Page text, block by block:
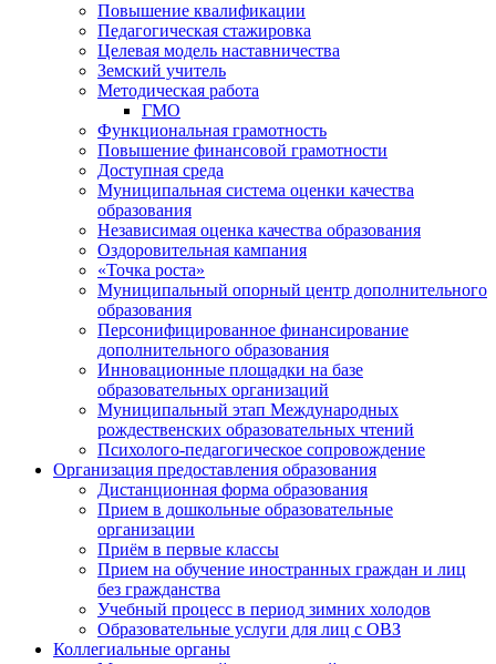
Повышение квалификации
Педагогическая стажировка
Целевая модель наставничества
Земский учитель
Методическая работа
ГМО
Функциональная грамотность
Повышение финансовой грамотности
Доступная среда
Муниципальная система оценки качества
образования
Независимая оценка качества образования
Оздоровительная кампания
«Точка роста»
Муниципальный опорный центр дополнительного
образования
Персонифицированное финансирование
дополнительного образования
Инновационные площадки на базе
образовательных организаций
Муниципальный этап Международных
рождественских образовательных чтений
Психолого-педагогическое сопровождение
Организация предоставления образования
Дистанционная форма образования
Прием в дошкольные образовательные
организации
Приём в первые классы
Прием на обучение иностранных граждан и лиц
без гражданства
Учебный процесс в период зимних холодов
Образовательные услуги для лиц с ОВЗ
Коллегиальные органы